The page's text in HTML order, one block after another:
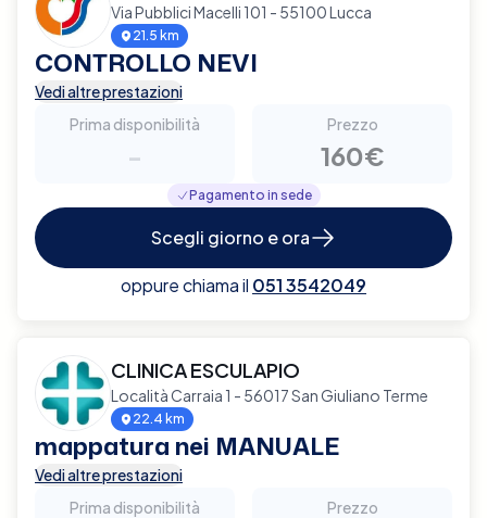
Via Pubblici Macelli 101 - 55100 Lucca
21.5 km
CONTROLLO NEVI
Vedi altre prestazioni
Prima disponibilità
-
Prezzo
160€
Pagamento in sede
Scegli giorno e ora
oppure chiama il 051 3542049
CLINICA ESCULAPIO
Località Carraia 1 - 56017 San Giuliano Terme
22.4 km
mappatura nei MANUALE
Vedi altre prestazioni
Prima disponibilità
Prezzo